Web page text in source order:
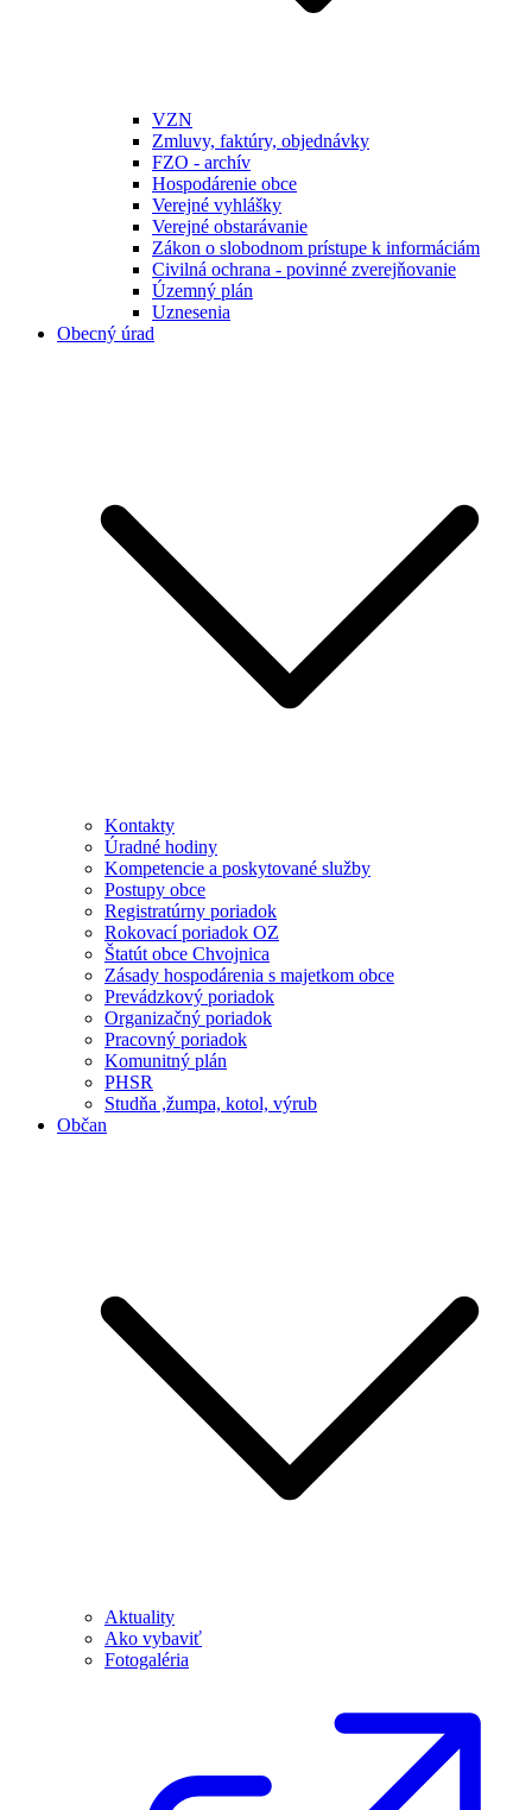
VZN
Zmluvy, faktúry, objednávky
FZO - archív
Hospodárenie obce
Verejné vyhlášky
Verejné obstarávanie
Zákon o slobodnom prístupe k informáciám
Civilná ochrana - povinné zverejňovanie
Územný plán
Uznesenia
Obecný úrad
Kontakty
Úradné hodiny
Kompetencie a poskytované služby
Postupy obce
Registratúrny poriadok
Rokovací poriadok OZ
Štatút obce Chvojnica
Zásady hospodárenia s majetkom obce
Prevádzkový poriadok
Organizačný poriadok
Pracovný poriadok
Komunitný plán
PHSR
Studňa ,žumpa, kotol, výrub
Občan
Aktuality
Ako vybaviť
Fotogaléria